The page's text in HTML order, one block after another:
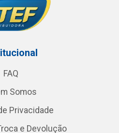
FAQ
Somos
Privacidade
e Devolução